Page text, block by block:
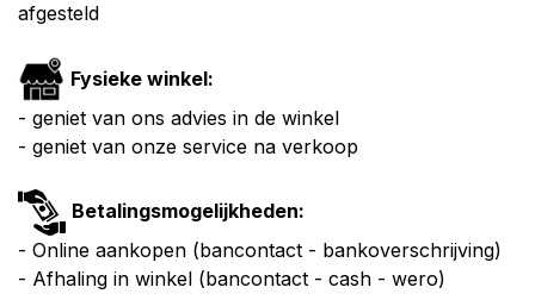
afgesteld
Fysieke winkel:
- geniet van ons advies in de winkel
- geniet van onze service na verkoop
Betalingsmogelijkheden:
- Online aankopen (bancontact - bankoverschrijving)
- Afhaling in winkel (bancontact - cash - wero)